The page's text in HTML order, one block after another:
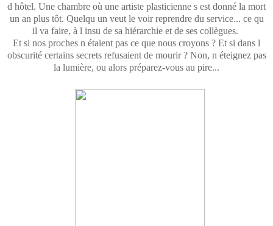
d hôtel. Une chambre où une artiste plasticienne s est donné la mort
un an plus tôt. Quelqu un veut le voir reprendre du service... ce qu
il va faire, à l insu de sa hiérarchie et de ses collègues.
Et si nos proches n étaient pas ce que nous croyons ? Et si dans l
obscurité certains secrets refusaient de mourir ? Non, n éteignez pas
la lumière, ou alors préparez-vous au pire...